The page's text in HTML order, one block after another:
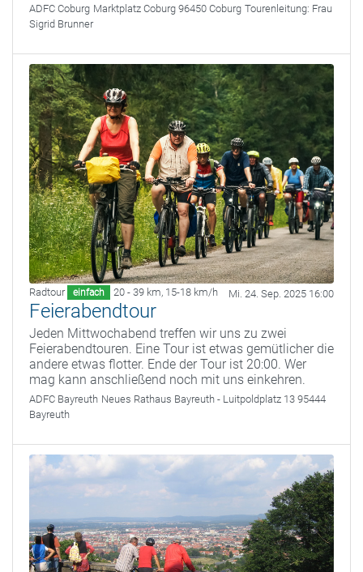
ADFC Coburg Marktplatz Coburg 96450 Coburg Tourenleitung: Frau
Sigrid Brunner
Radtour einfach 20 - 39 km, 15-18 km/h Mi. 24. Sep. 2025 16:00
Feierabendtour
Jeden Mittwochabend treffen wir uns zu zwei
Feierabendtouren. Eine Tour ist etwas gemütlicher die
andere etwas flotter. Ende der Tour ist 20:00. Wer
mag kann anschließend noch mit uns einkehren.
ADFC Bayreuth Neues Rathaus Bayreuth - Luitpoldplatz 13 95444
Bayreuth